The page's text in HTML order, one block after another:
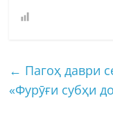
← Пагоҳ даври
«Фурӯғи субҳи